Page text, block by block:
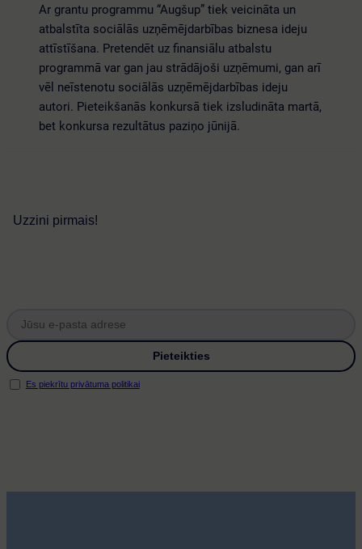
Ar grantu programmu “Augšup” tiek veicināta un
atbalstīta sociālās uzņēmējdarbības biznesa ideju
attīstīšana. Pretendēt uz finansiālu atbalstu
programmā var gan jau strādājoši uzņēmumi, gan arī
vēl neīstenotu sociālās uzņēmējdarbības ideju
autori. Pieteikšanās konkursā tiek izsludināta martā,
bet konkursa rezultātus paziņo jūnijā.
Uzzini pirmais!
Es piekrītu privātuma politikai